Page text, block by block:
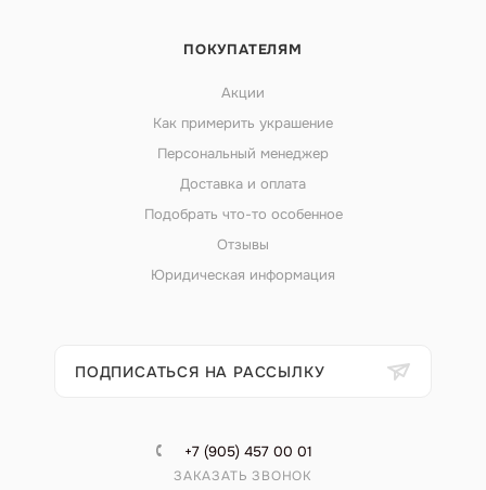
ПОКУПАТЕЛЯМ
Акции
Как примерить украшение
Персональный менеджер
Доставка и оплата
Подобрать что-то особенное
Отзывы
Юридическая информация
ПОДПИСАТЬСЯ НА РАССЫЛКУ
+7 (905) 457 00 01
ЗАКАЗАТЬ ЗВОНОК